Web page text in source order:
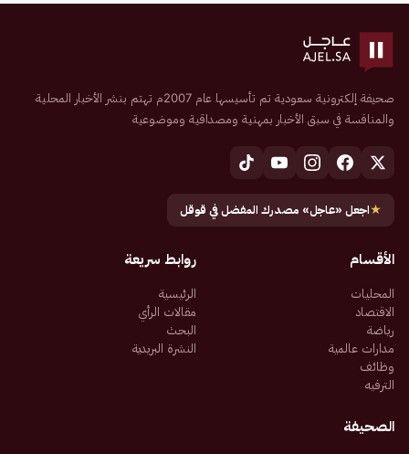
صحيفة إلكترونية سعودية تم تأسيسها عام 2007م تهتم بنشر الأخبار المحلية
والمنافسة في سبق الأخبار بمهنية ومصداقية وموضوعية
★اجعل «عاجل» مصدرك المفضل في قوقل
الأقسام
المحليات
الاقتصاد
رياضة
مدارات عالمية
وظائف
الترفيه
روابط سريعة
الرئيسية
مقالات الرأي
البحث
النشرة البريدية
الصحيفة